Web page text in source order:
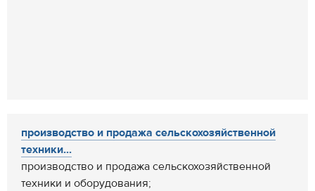
производство и продажа сельскохозяйственной
техники...
производство и продажа сельскохозяйственной
техники и оборудования;